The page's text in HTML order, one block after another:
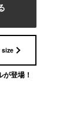
size
登場！
、待望の長袖タイ